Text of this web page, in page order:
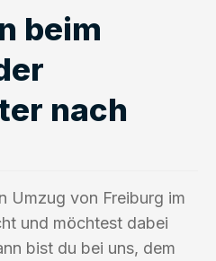
beim
nach
Umzug von Freiburg im
und möchtest dabei
bist du bei uns, dem